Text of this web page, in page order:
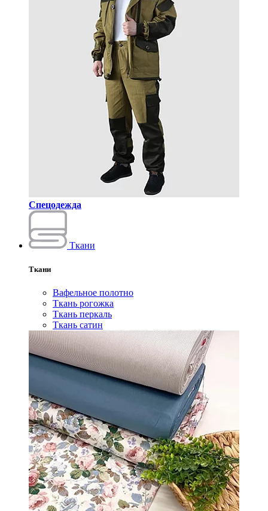
Спецодежда
Ткани
Ткани
Вафельное полотно
Ткань рогожка
Ткань перкаль
Ткань сатин